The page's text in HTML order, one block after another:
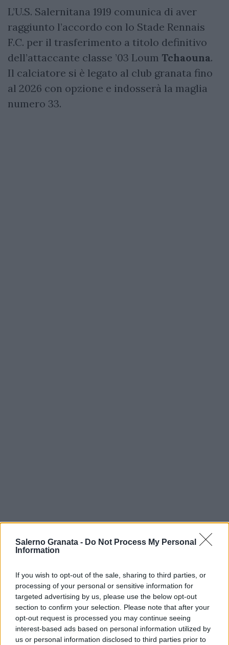
Salerno Granata - Do Not Process My Personal
Information
If you wish to opt-out of the sale, sharing to third parties, or
processing of your personal or sensitive information for
targeted advertising by us, please use the below opt-out
section to confirm your selection. Please note that after your
opt-out request is processed you may continue seeing
interest-based ads based on personal information utilized by
us or personal information disclosed to third parties prior to
L’U.S. Salernitana 1919 comunica di aver
raggiunto l’accordo con lo Stade Rennais
F.C. per il trasferimento a titolo definitivo
dell’attaccante classe ’03 Loum Tchaouna.
Il calciatore si è legato al club granata fino
al 2026 con opzione e indosserà la maglia
numero 33.